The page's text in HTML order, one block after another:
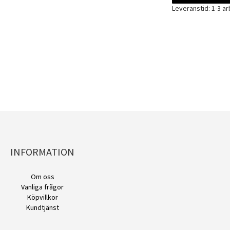
Leveranstid: 1-3
INFORMATION
Om oss
Vanliga frågor
Köpvillkor
Kundtjänst